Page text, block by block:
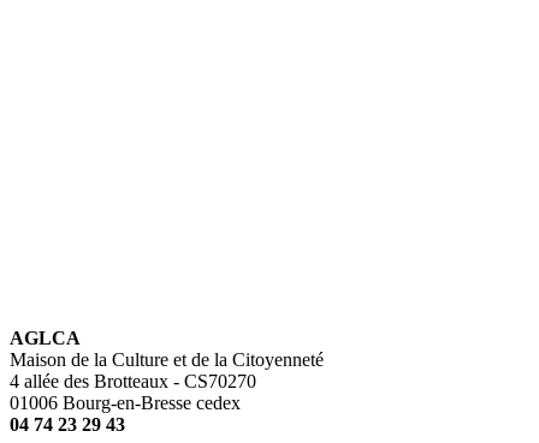
AGLCA
Maison de la Culture et de la Citoyenneté
4 allée des Brotteaux - CS70270
01006 Bourg-en-Bresse cedex
04 74 23 29 43